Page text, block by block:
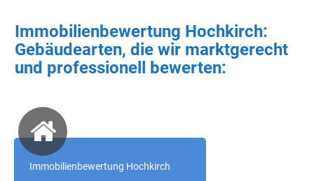
Immobilienbewertung Hochkirch:
Gebäudearten, die wir marktgerecht
und professionell bewerten:
Immobilienbewertung Hochkirch